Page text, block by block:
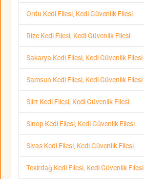
Ordu Kedi Filesi, Kedi Güvenlik Filesi
Rize Kedi Filesi, Kedi Güvenlik Filesi
Sakarya Kedi Filesi, Kedi Güvenlik Filesi
Samsun Kedi Filesi, Kedi Güvenlik Filesi
Siirt Kedi Filesi, Kedi Güvenlik Filesi
Sinop Kedi Filesi, Kedi Güvenlik Filesi
Sivas Kedi Filesi, Kedi Güvenlik Filesi
Tekirdağ Kedi Filesi, Kedi Güvenlik Filesi